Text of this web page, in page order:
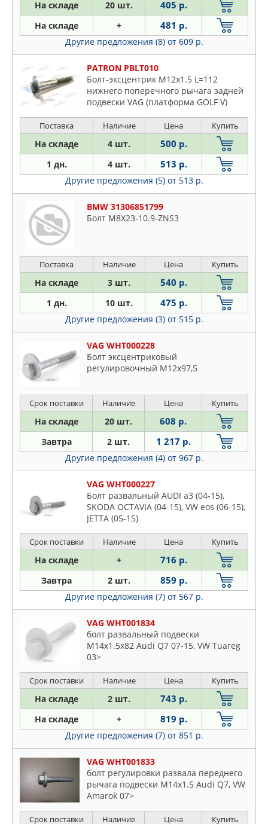
На складе 20 шт. 405 р.
На складе + 481 р.
Другие предложения (8) от 609 р.
PATRON PBLT010
Болт-эксцентрик M12x1.5 L=112
нижнего поперечного рычага задней
подвески VAG (платформа GOLF V)
Поставка Наличие Цена Купить
На складе 4 шт. 500 р.
1 дн. 4 шт. 513 р.
Другие предложения (5) от 513 р.
BMW 31306851799
Болт M8X23-10.9-ZNS3
Поставка Наличие Цена Купить
На складе 3 шт. 540 р.
1 дн. 10 шт. 475 р.
Другие предложения (3) от 515 р.
VAG WHT000228
Болт эксцентриковый
регулировочный M12x97,5
Срок поставки Наличие Цена Купить
На складе 20 шт. 608 р.
Завтра 2 шт. 1 217 р.
Другие предложения (4) от 967 р.
VAG WHT000227
Болт развальный AUDI a3 (04-15),
SKODA OCTAVIA (04-15), VW eos (06-15),
JETTA (05-15)
Срок поставки Наличие Цена Купить
На складе + 716 р.
Завтра 2 шт. 859 р.
Другие предложения (7) от 567 р.
VAG WHT001834
болт развальный подвески
M14x1.5x82 Audi Q7 07-15, VW Tuareg
03>
Срок поставки Наличие Цена Купить
На складе 2 шт. 743 р.
На складе + 819 р.
Другие предложения (7) от 851 р.
VAG WHT001833
болт регулировки развала переднего
рычага подвески M14x1.5 Audi Q7, VW
Amarok 07>
Срок поставки Наличие Цена Купить